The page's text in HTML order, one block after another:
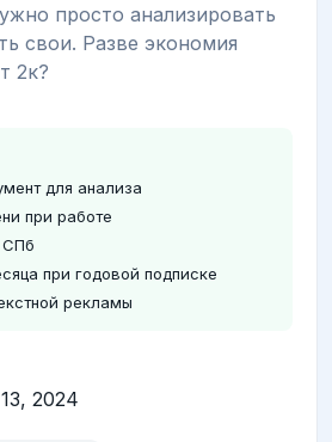
просто анализировать
свои. Разве экономия
2к?
для анализа
при работе
СПб
при годовой подписке
рекламы
2024